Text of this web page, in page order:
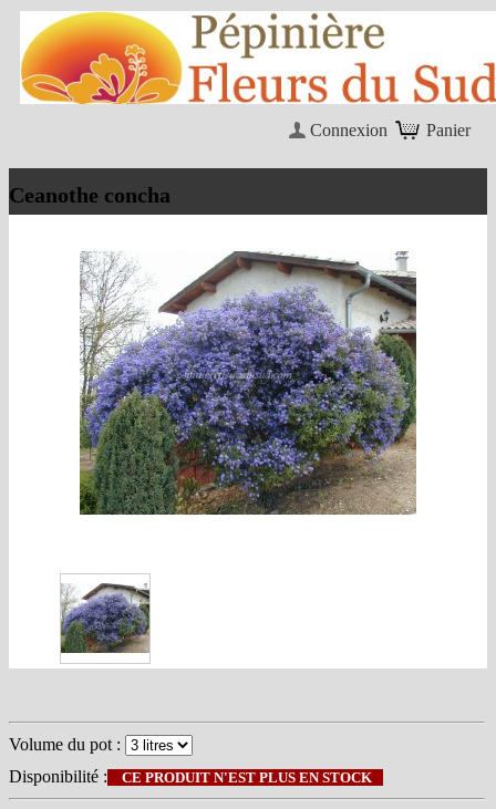
Panier
Connexion
Ceanothe concha
Volume du pot :
Disponibilité :
CE PRODUIT N'EST PLUS EN STOCK